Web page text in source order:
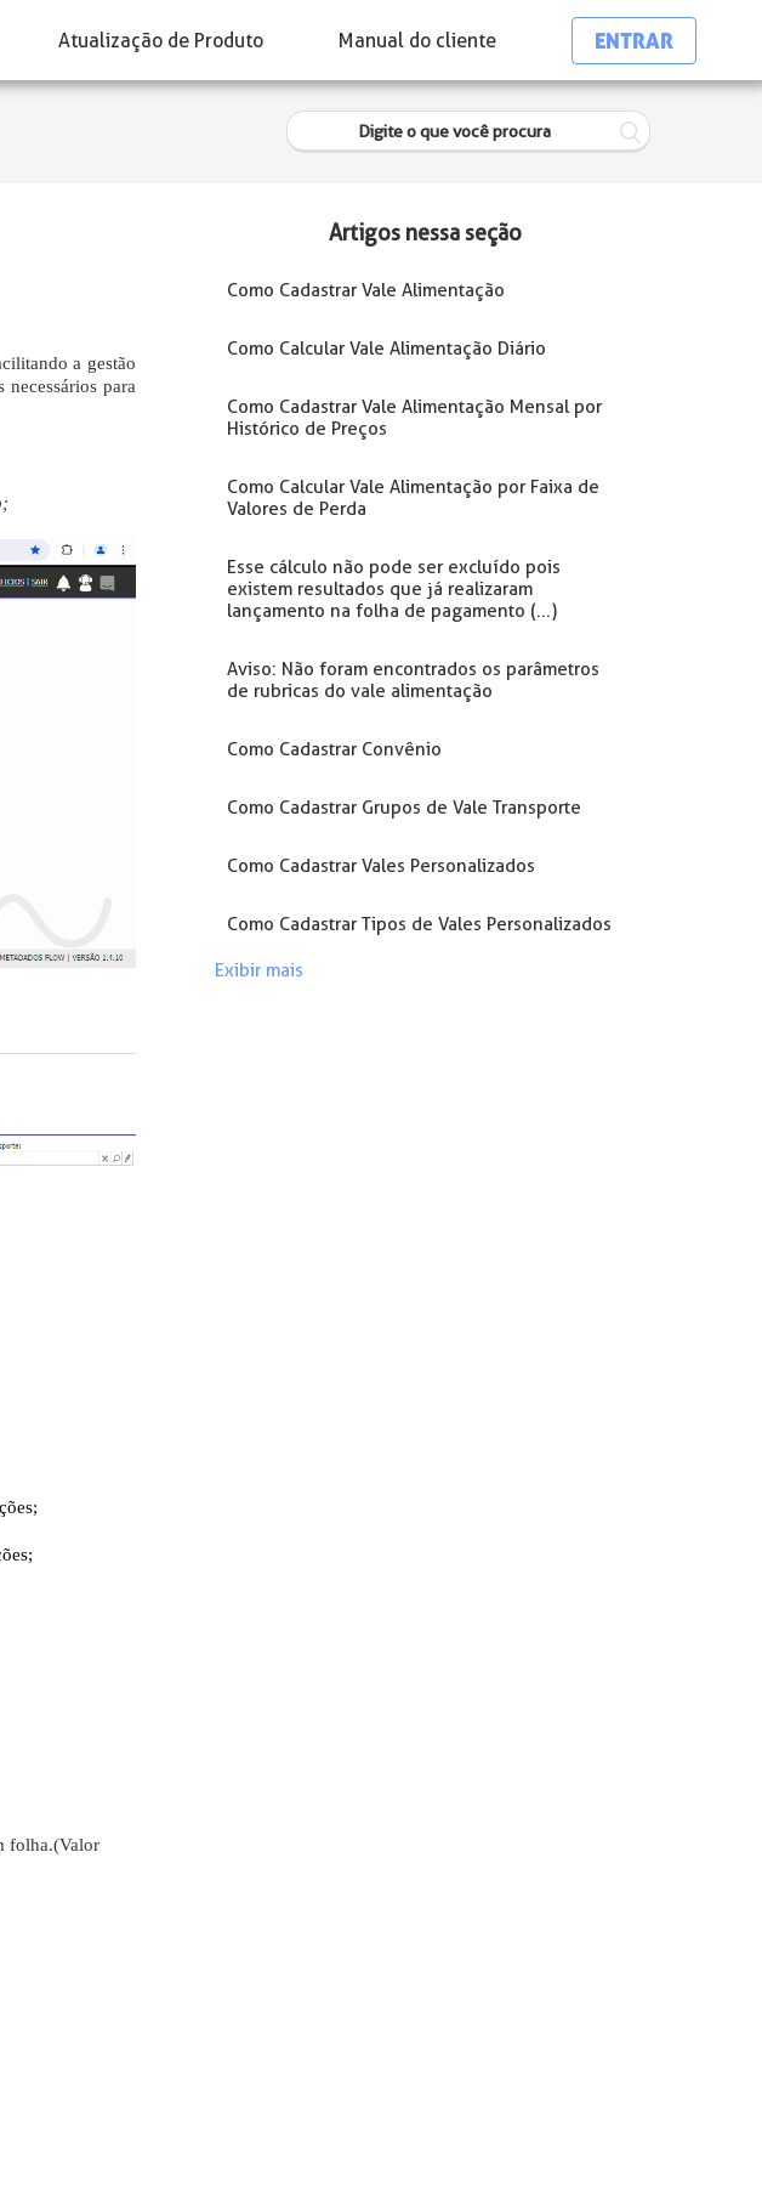
Atualização de Produto Manual do cliente ENTRAR
a gestão
para
;
folha.(Valor
Artigos nessa seção
Como Cadastrar Vale Alimentação
Como Calcular Vale Alimentação Diário
Como Cadastrar Vale Alimentação Mensal por
Histórico de Preços
Como Calcular Vale Alimentação por Faixa de
Valores de Perda
Esse cálculo não pode ser excluído pois
existem resultados que já realizaram
lançamento na folha de pagamento (...)
Aviso: Não foram encontrados os parâmetros
de rubricas do vale alimentação
Como Cadastrar Convênio
Como Cadastrar Grupos de Vale Transporte
Como Cadastrar Vales Personalizados
Como Cadastrar Tipos de Vales Personalizados
Exibir mais